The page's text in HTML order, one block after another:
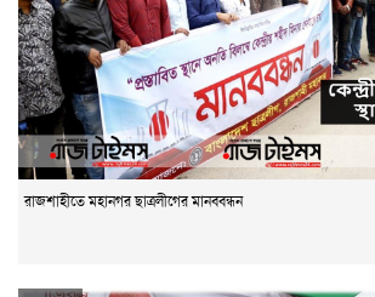
রাজশাহীতে মহানগর ছাত্রলীগের মানববন্ধন